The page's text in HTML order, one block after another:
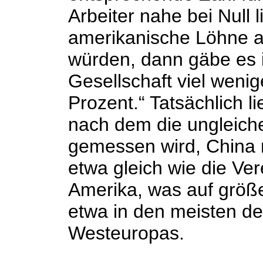
Arbeiter nahe bei Null
amerikanische Löhne
würden, dann gäbe
Gesellschaft viel
Prozent.“ Tatsächlich
nach dem die
gemessen wird,
etwa gleich wie die
Amerika, was auf
etwa in den meisten
Westeuropas.